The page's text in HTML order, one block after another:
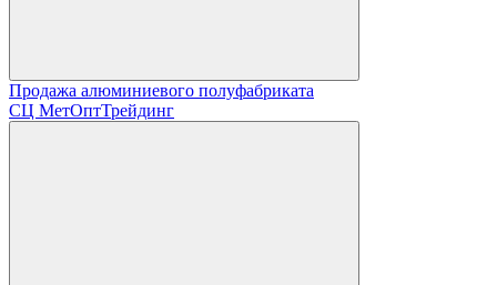
Продажа алюминиевого полуфабриката
СЦ МетОптТрейдинг